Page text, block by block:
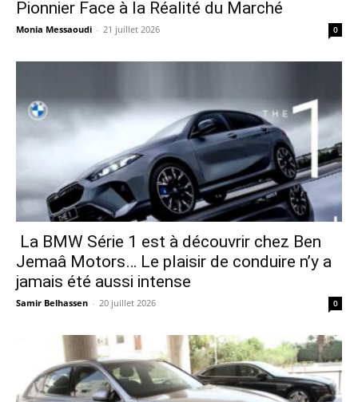
Pionnier Face à la Réalité du Marché
Monia Messaoudi - 21 juillet 2026 0
La BMW Série 1 est à découvrir chez Ben
Jemaâ Motors… Le plaisir de conduire n’y a
jamais été aussi intense
Samir Belhassen - 20 juillet 2026 0